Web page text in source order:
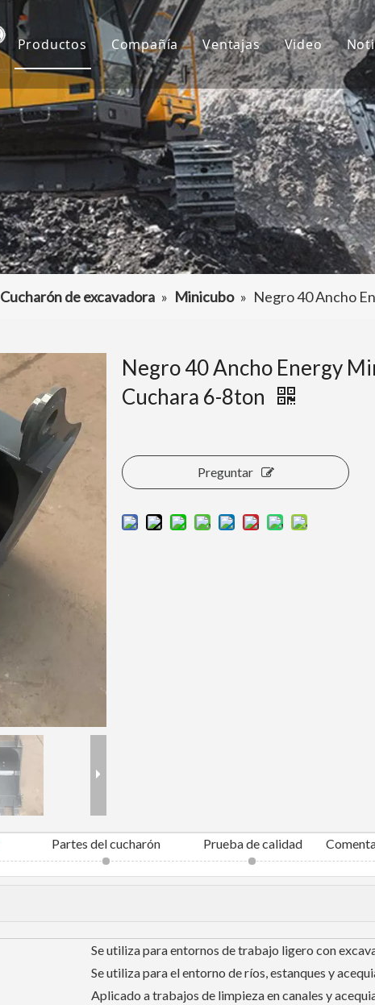
Productos
Dientes de cubo
Cubo de excavadora
Adaptador de dientes de cubo
Otros accesorios para excavadoras
Compañía
Sobre nosotros
Cultura
Preguntas más frecuentes
Ventajas
I+D
Producción
Servicio
Video
Cucharón de excavadora » Minicubo » Negro 40 Ancho
Negro 40 Ancho Energy
Cuchara 6-8ton
Preguntar
Partes del cucharón Prueba de calidad
Se utiliza para entornos de trabajo ligero con
Se utiliza para el entorno de ríos, estanques y
Aplicado a trabajos de limpieza en canales y